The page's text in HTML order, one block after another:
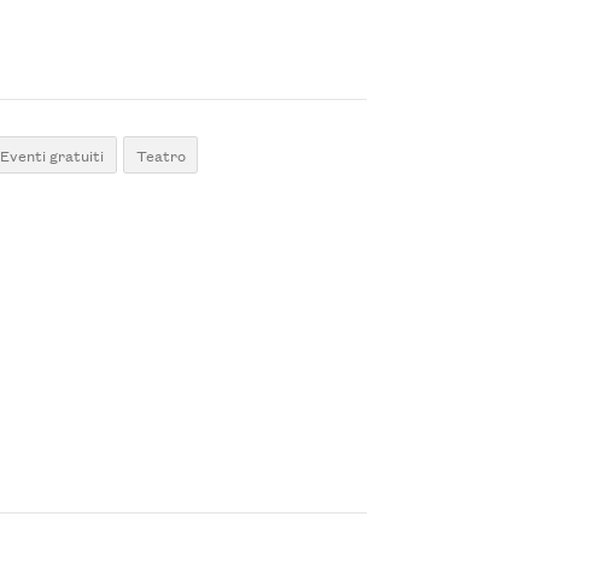
Eventi gratuiti Teatro